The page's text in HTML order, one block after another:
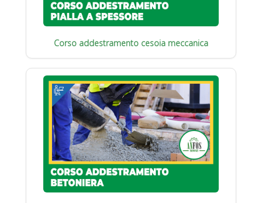
Corso addestramento cesoia meccanica